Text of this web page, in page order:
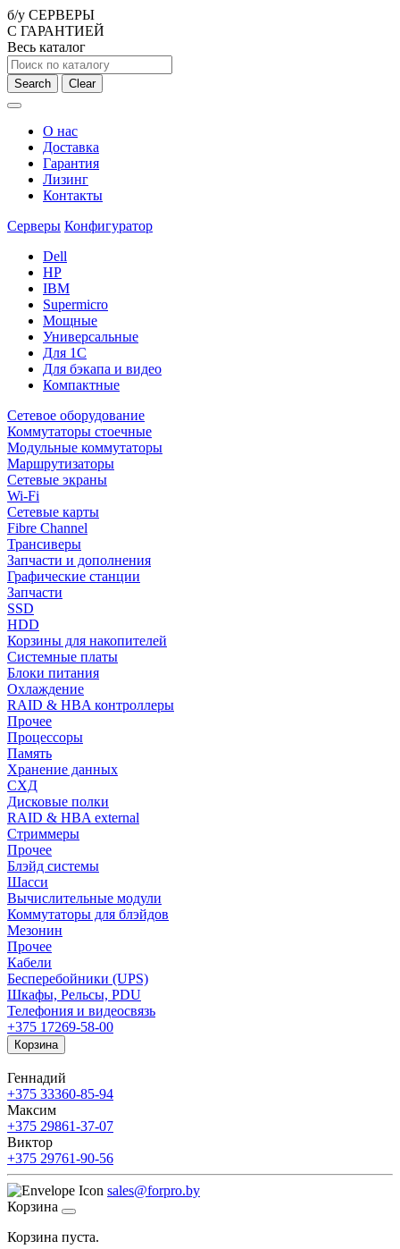
б/у СЕРВЕРЫ
С ГАРАНТИЕЙ
Весь каталог
Search Clear
О нас
Доставка
Гарантия
Лизинг
Контакты
Серверы Конфигуратор
Dell
HP
IBM
Supermicro
Мощные
Универсальные
Для 1С
Для бэкапа и видео
Компактные
Сетевое оборудование
Коммутаторы стоечные
Модульные коммутаторы
Маршрутизаторы
Сетевые экраны
Wi-Fi
Сетевые карты
Fibre Channel
Трансиверы
Запчасти и дополнения
Графические станции
Запчасти
SSD
HDD
Корзины для накопителей
Системные платы
Блоки питания
Охлаждение
RAID & HBA контроллеры
Прочее
Процессоры
Память
Хранение данных
СХД
Дисковые полки
RAID & HBA external
Стриммеры
Прочее
Блэйд системы
Шасси
Вычислительные модули
Коммутаторы для блэйдов
Мезонин
Прочее
Кабели
Бесперебойники (UPS)
Шкафы, Рельсы, PDU
Телефония и видеосвязь
+375 17269-58-00
Корзина
Геннадий
+375 33360-85-94
Максим
+375 29861-37-07
Виктор
+375 29761-90-56
sales@forpro.by
Корзина
Корзина пуста.